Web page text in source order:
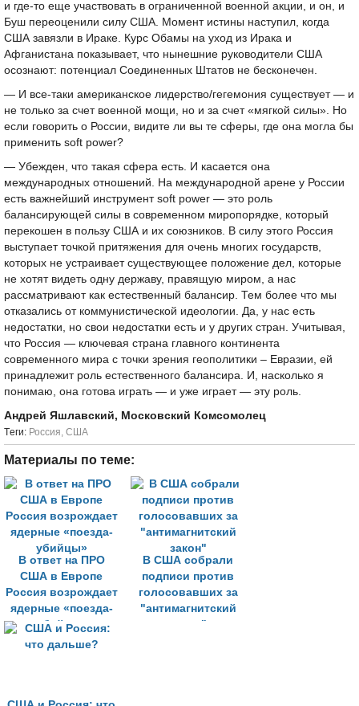
и где-то еще участвовать в ограниченной военной акции, и он, и
Буш переоценили силу США. Момент истины наступил, когда
США завязли в Ираке. Курс Обамы на уход из Ирака и
Афганистана показывает, что нынешние руководители США
осознают: потенциал Соединенных Штатов не бесконечен.
— И все-таки американское лидерство/гегемония существует — и
не только за счет военной мощи, но и за счет «мягкой силы». Но
если говорить о России, видите ли вы те сферы, где она могла бы
применить soft power?
— Убежден, что такая сфера есть. И касается она
международных отношений. На международной арене у России
есть важнейший инструмент soft power — это роль
балансирующей силы в современном миропорядке, который
перекошен в пользу США и их союзников. В силу этого Россия
выступает точкой притяжения для очень многих государств,
которых не устраивает существующее положение дел, которые
не хотят видеть одну державу, правящую миром, а нас
рассматривают как естественный балансир. Тем более что мы
отказались от коммунистической идеологии. Да, у нас есть
недостатки, но свои недостатки есть и у других стран. Учитывая,
что Россия — ключевая страна главного континента
современного мира с точки зрения геополитики – Евразии, ей
принадлежит роль естественного балансира. И, насколько я
понимаю, она готова играть — и уже играет — эту роль.
Андрей Яшлавский, Московский Комсомолец
Tеги: Россия, США
Материалы по теме:
В ответ на ПРО
США в Европе
Россия возрождает
ядерные «поезда-
убийцы»
В США собрали
подписи против
голосовавших за
"антимагнитский
закон"